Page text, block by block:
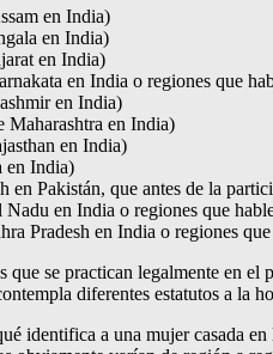
en India)
en India)
en India)
en India o regiones que
en India)
Maharashtra en India)
en India)
en India)
en Pakistán, que antes de la
en India o regiones que
Pradesh en India o regiones
que se practican legalmente en
diferentes estatutos a la
identifica a una mujer casada